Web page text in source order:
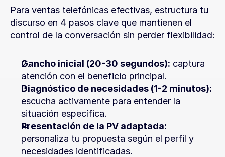
Para ventas telefónicas efectivas, estructura tu
discurso en 4 pasos clave que mantienen el
control de la conversación sin perder flexibilidad:
Gancho inicial (20-30 segundos): captura
atención con el beneficio principal.
Diagnóstico de necesidades (1-2 minutos):
escucha activamente para entender la
situación específica.
Presentación de la PV adaptada:
personaliza tu propuesta según el perfil y
necesidades identificadas.